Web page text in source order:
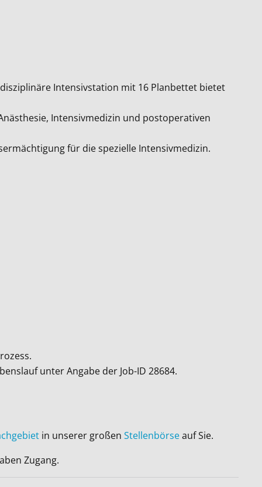
Intensivstation mit 16 Planbettet bietet
Intensivmedizin und postoperativen
für die spezielle Intensivmedizin.
unter Angabe der Job-ID 28684.
in unserer großen Stellenbörseauf Sie.
Zugang.